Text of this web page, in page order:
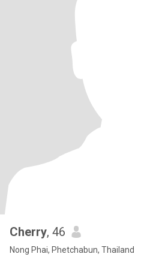
Cherry, 46
Nong Phai, Phetchabun, Thailand